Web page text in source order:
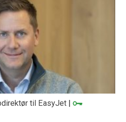
til EasyJet |